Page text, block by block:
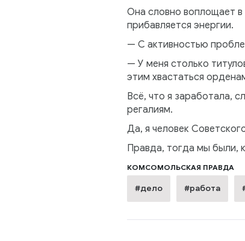
Она словно воплощает
прибавляется энергии.
— С активностью
— У меня столько
этим хвастаться
Всё, что я заработала,
регалиям.
Да, я человек
Правда, тогда мы были,
КОМСОМОЛЬСКАЯ ПРАВДА
#дело #работа